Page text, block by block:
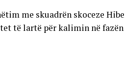
me skuadrën skoceze
të lartë për kalimin në